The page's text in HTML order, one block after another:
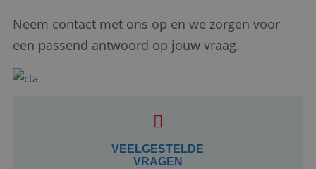
Neem contact met ons op en we zorgen voor
een passend antwoord op jouw vraag.
VEELGESTELDE
VRAGEN
Google Privacy Policy